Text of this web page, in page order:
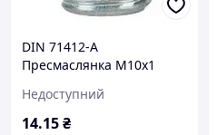
DIN 71412-А
Пресмаслянка М10х1
Недоступний
14.15₴